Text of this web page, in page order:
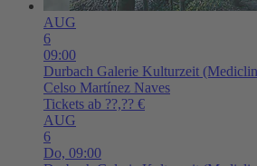
AUG
6
09:00
Durbach Galerie Kulturzeit
Celso Martínez Naves
Tickets ab ??,?? €
AUG
6
Do, 09:00